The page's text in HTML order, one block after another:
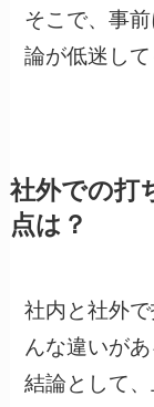
そこで、事
論が低迷して
社外での打
点は？
社内と社外
んな違いが
結論として